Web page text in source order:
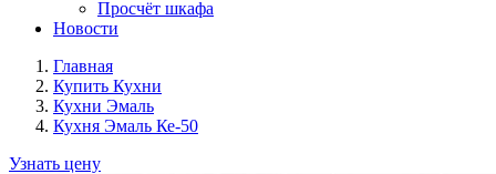
Просчёт шкафа
Новости
Главная
Купить Кухни
Кухни Эмаль
Кухня Эмаль Ке-50
Узнать цену